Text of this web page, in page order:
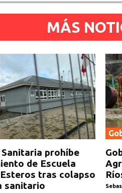
MÁS
prohíbe
de Escuela
tras colapso
sanitario